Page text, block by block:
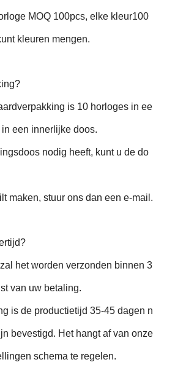
MOQ 100pcs, elke kleur100
kleuren mengen.
is 10 horloges in ee
een innerlijke doos.
nodig heeft, kunt u de do
maken, stuur ons dan een e-mail.
het worden verzonden binnen 3
van uw betaling.
is de productietijd 35-45 dagen n
bevestigd. Het hangt af van onze
schema te regelen.